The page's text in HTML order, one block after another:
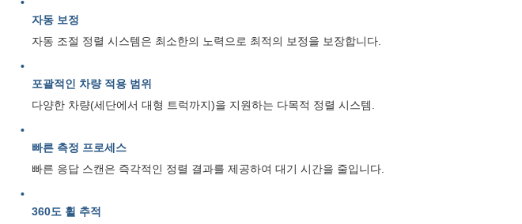
자동 보정
자동 조절 정렬 시스템은 최소한의 노력으로 최적의 보정을 보장합니다.
포괄적인 차량 적용 범위
다양한 차량(세단에서 대형 트럭까지)을 지원하는 다목적 정렬 시스템.
빠른 측정 프로세스
빠른 응답 스캔은 즉각적인 정렬 결과를 제공하여 대기 시간을 줄입니다.
360도 휠 추적